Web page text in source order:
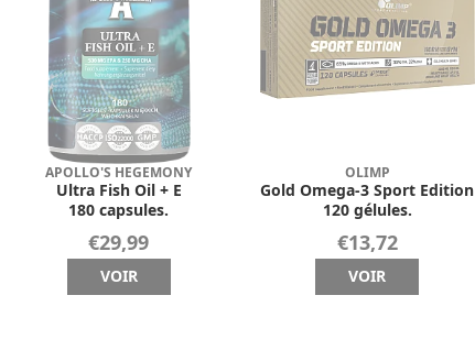
APOLLO'S HEGEMONY
Ultra Fish Oil + E
180 capsules.
€29,99
VOIR
OLIMP
Gold Omega-3 Sport Edition
120 gélules.
€13,72
VOIR